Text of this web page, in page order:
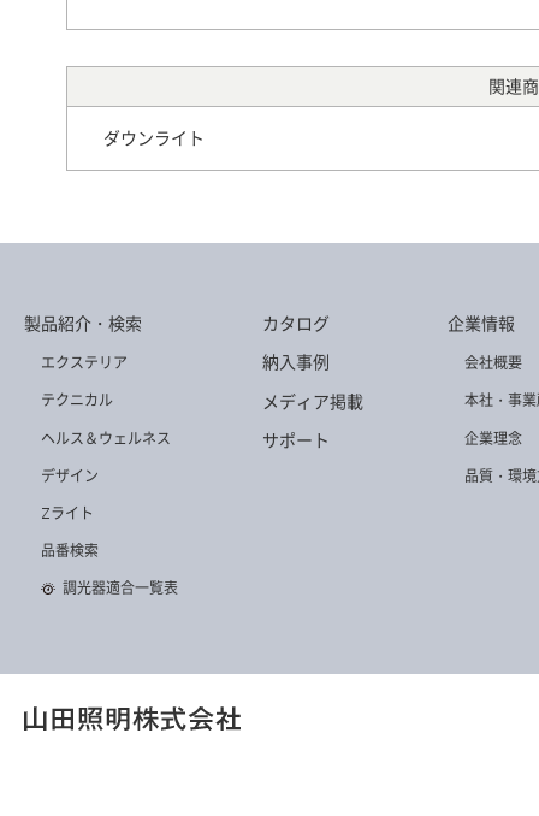
関連
ダウンライト
製品紹介・検索
エクステリア
テクニカル
ヘルス＆ウェルネス
デザイン
Zライト
品番検索
調光器適合一覧表
カタログ
納入事例
メディア掲載
サポート
企業情報
会社概要
本社・事
企業理念
品質・環